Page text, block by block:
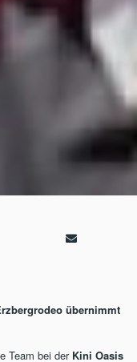
übernimmt
Team bei der Kini Oasis